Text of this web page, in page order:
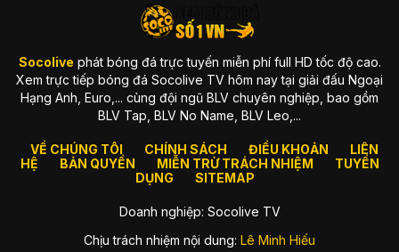
Socolive phát bóng đá trực tuyến miễn phí full HD tốc độ cao.
Xem trực tiếp bóng đá Socolive TV hôm nay tại giải đấu Ngoại
Hạng Anh, Euro,... cùng đội ngũ BLV chuyên nghiệp, bao gồm
BLV Tap, BLV No Name, BLV Leo,...
VỀ CHÚNG TÔI CHÍNH SÁCH ĐIỀU KHOẢN
LIÊN
HỆ
BẢN QUYỀN MIỄN TRỪ TRÁCH NHIỆM
TUYỂN
DỤNG
SITEMAP
Doanh nghiệp: Socolive TV
Chịu trách nhiệm nội dung: Lê Minh Hiếu